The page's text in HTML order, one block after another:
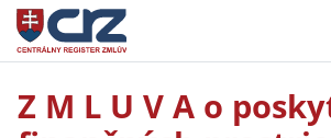
Z M L U V A o